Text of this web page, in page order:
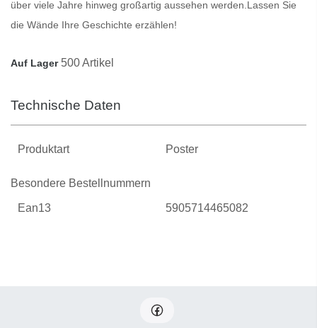
über viele Jahre hinweg großartig aussehen werden. Lassen Sie
die Wände Ihre Geschichte erzählen!
Auf Lager 500 Artikel
Technische Daten
Produktart Poster
Besondere Bestellnummern
Ean13 5905714465082